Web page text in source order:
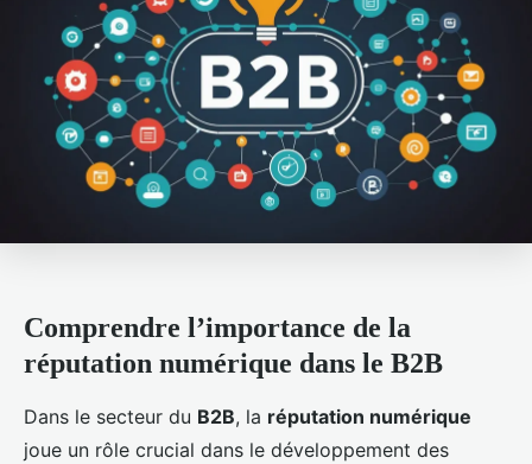
Comprendre l’importance de la
réputation numérique dans le B2B
Dans le secteur du B2B, la réputation numérique
joue un rôle crucial dans le développement des